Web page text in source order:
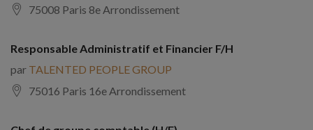
75008 Paris 8e Arrondissement
Responsable Administratif et Financier F/H
par TALENTED PEOPLE GROUP
75016 Paris 16e Arrondissement